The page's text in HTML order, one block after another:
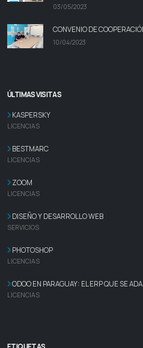
03/05/2023
CONVENIO DE
10/04/2023
ÚLTIMAS VISITAS
KASPERSKY
LICENCIAS
BESTMARC
LICENCIAS
ZOOM
LICENCIAS
DISEÑO Y DESARROLLO WEB
SERVICIOS
PHOTOSHOP
LICENCIAS
ODOO EN PARAGUAY: EL ERP QUE SE
LICENCIAS